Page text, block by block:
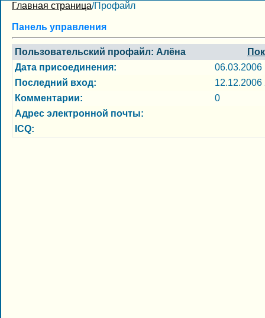
Главная страница/Профайл
Панель управления
Пользовательский профайл: Алёна
Дата присоединения:
06.03.2006
Последний вход:
12.12.2006
Комментарии:
0
Адрес электронной почты:
ICQ: